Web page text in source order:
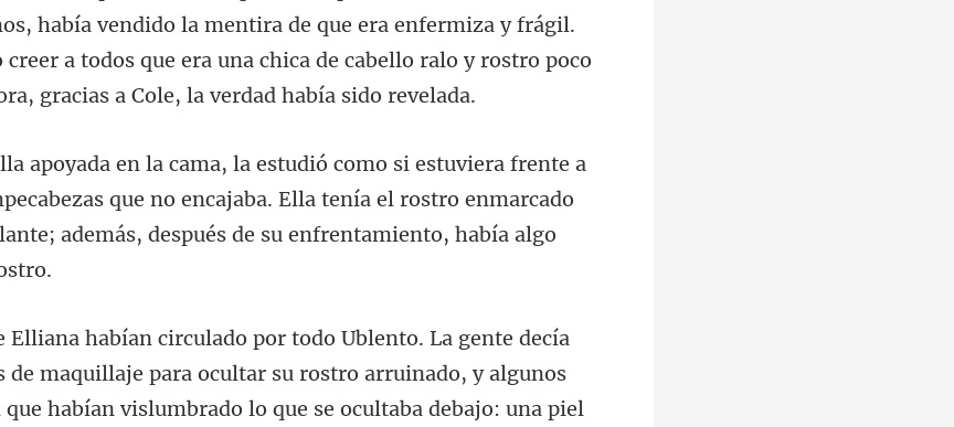
endido la mentira de que era enfermiza y frágil.
a todos que era una chica
que no encajaba. Ella tenía el rostro enmarcado
de maquillaje para ocultar su rostro arruinado, y algunos
habían